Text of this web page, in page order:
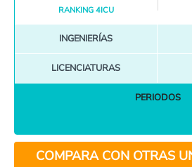
RANKING 4ICU
INGENIERÍAS
LICENCIATURAS
PERIODOS
COMPARA CON OTRAS